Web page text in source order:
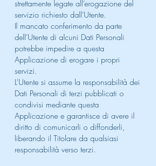
strettamente legate all’erogazione del
servizio richiesto dall’Utente.
Il mancato conferimento da parte
dell’Utente di alcuni Dati Personali
potrebbe impedire a questa
Applicazione di erogare i propri
servizi.
L’Utente si assume la responsabilità dei
Dati Personali di terzi pubblicati o
condivisi mediante questa
Applicazione e garantisce di avere il
diritto di comunicarli o diffonderli,
liberando il Titolare da qualsiasi
responsabilità verso terzi.